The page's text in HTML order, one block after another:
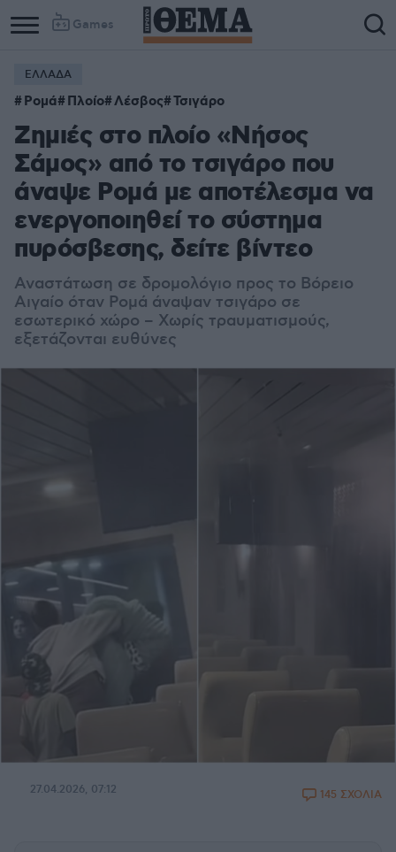
Games
ΕΛΛΑΔΑ
Ρομά Πλοίο Λέσβος Τσιγάρο
Ζημιές στο πλοίο «Νήσος
Σάμος» από το τσιγάρο που
άναψε Ρομά με αποτέλεσμα να
ενεργοποιηθεί το σύστημα
πυρόσβεσης, δείτε βίντεο
Αναστάτωση σε δρομολόγιο προς το Βόρειο
Αιγαίο όταν Ρομά άναψαν τσιγάρο σε
εσωτερικό χώρο – Χωρίς τραυματισμούς,
εξετάζονται ευθύνες
27.04.2026, 07:12 145 ΣΧΟΛΙΑ